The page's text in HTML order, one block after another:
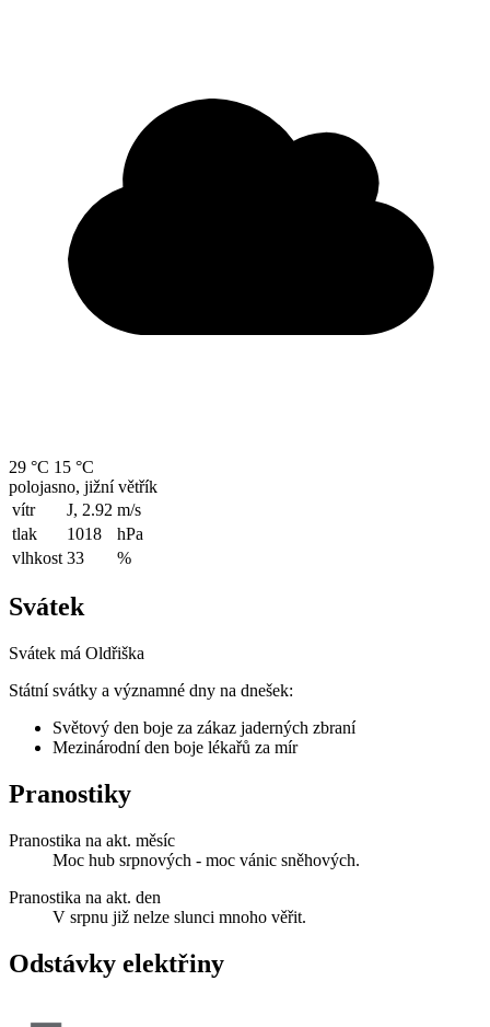
29 °C 15 °C
polojasno, jižní větřík
vítr
J, 2.92 m/s
tlak
1018
hPa
vlhkost 33 %
Svátek
Svátek má Oldřiška
Státní svátky a významné dny na dnešek:
Světový den boje za zákaz jaderných zbraní
Mezinárodní den boje lékařů za mír
Pranostiky
Pranostika na akt. měsíc
Moc hub srpnových - moc vánic sněhových.
Pranostika na akt. den
V srpnu již nelze slunci mnoho věřit.
Odstávky elektřiny